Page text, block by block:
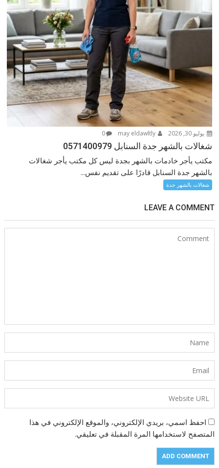
يوليو 30, 2026 may eldawltly
0
شغالات بالشهر جدة السنابل 0571400979
مكتب يأجر خادمات بالشهر بجدة ليس كل مكتب يأجر شغالات
بالشهر جدة السنابل قادرًا على تقديم نفس...
شغالات بالشهر جدة
LEAVE A COMMENT
احفظ اسمي، بريدي الإلكتروني، والموقع الإلكتروني في هذا
المتصفح لاستخدامها المرة المقبلة في تعليقي.